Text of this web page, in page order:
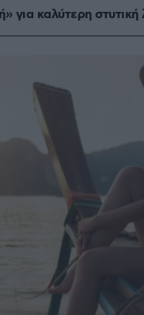
για καλύτερη στυτική